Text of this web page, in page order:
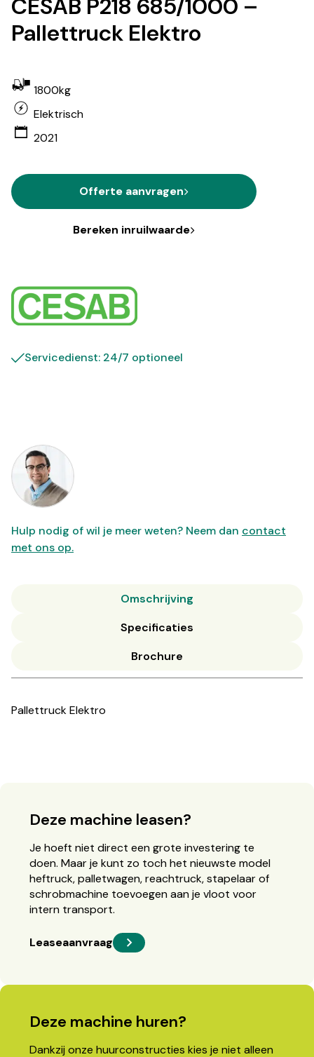
CESAB P218 685/1000 –
Pallettruck Elektro
1800kg
Elektrisch
2021
Offerte aanvragen
Bereken inruilwaarde
Servicedienst: 24/7 optioneel
Hulp nodig of wil je meer weten? Neem dan contact
met ons op.
Omschrijving
Specificaties
Brochure
Pallettruck Elektro
Deze machine leasen?
Je hoeft niet direct een grote investering te
doen. Maar je kunt zo toch het nieuwste model
heftruck, palletwagen, reachtruck, stapelaar of
schrobmachine toevoegen aan je vloot voor
intern transport.
Leaseaanvraag
Deze machine huren?
Dankzij onze huurconstructies kies je niet alleen